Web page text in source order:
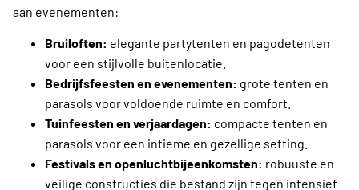
aan evenementen:
Bruiloften: elegante partytenten en pagodetenten
voor een stijlvolle buitenlocatie.
Bedrijfsfeesten en evenementen: grote tenten en
parasols voor voldoende ruimte en comfort.
Tuinfeesten en verjaardagen: compacte tenten en
parasols voor een intieme en gezellige setting.
Festivals en openluchtbijeenkomsten: robuuste en
veilige constructies die bestand zijn tegen intensief